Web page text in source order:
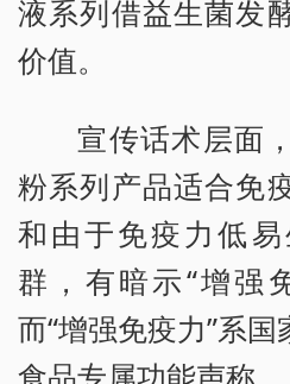
液系列借益生菌发
价值。
宣传话术层面
粉系列产品适合免
和由于免疫力低
群，有暗示“增强
而“增强免疫力”系
食品专属功能声称。